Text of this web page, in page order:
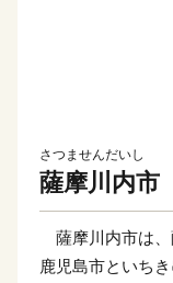
さつませんだいし
薩摩川内市
薩摩川内市は、
鹿児島市といち